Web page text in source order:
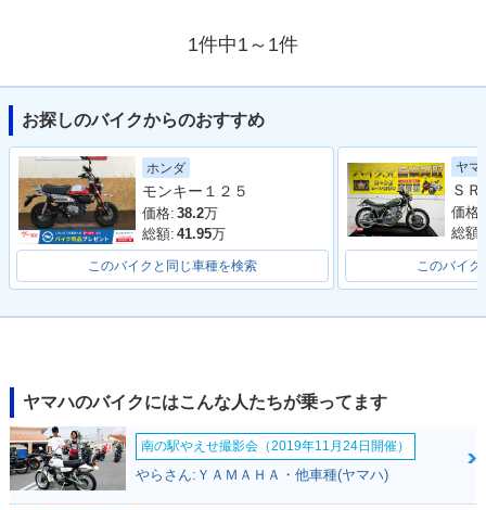
1件中1～1件
お探しのバイクからのおすすめ
ホンダ
モンキー１２５
価格: 38.2万
総額: 41.95万
このバイクと同じ車種を検索
ヤマ
価格:
総額:
このバイク
ヤマハのバイクにはこんな人たちが乗ってます
南の駅やえせ撮影会（2019年11月24日開催）
やらさん:ＹＡＭＡＨＡ・他車種(ヤマハ)